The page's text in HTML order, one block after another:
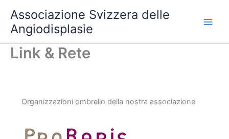
contenuto
Associazione Svizzera delle
Angiodisplasie
Link & Rete
Organizzazioni ombrello della nostra associazione